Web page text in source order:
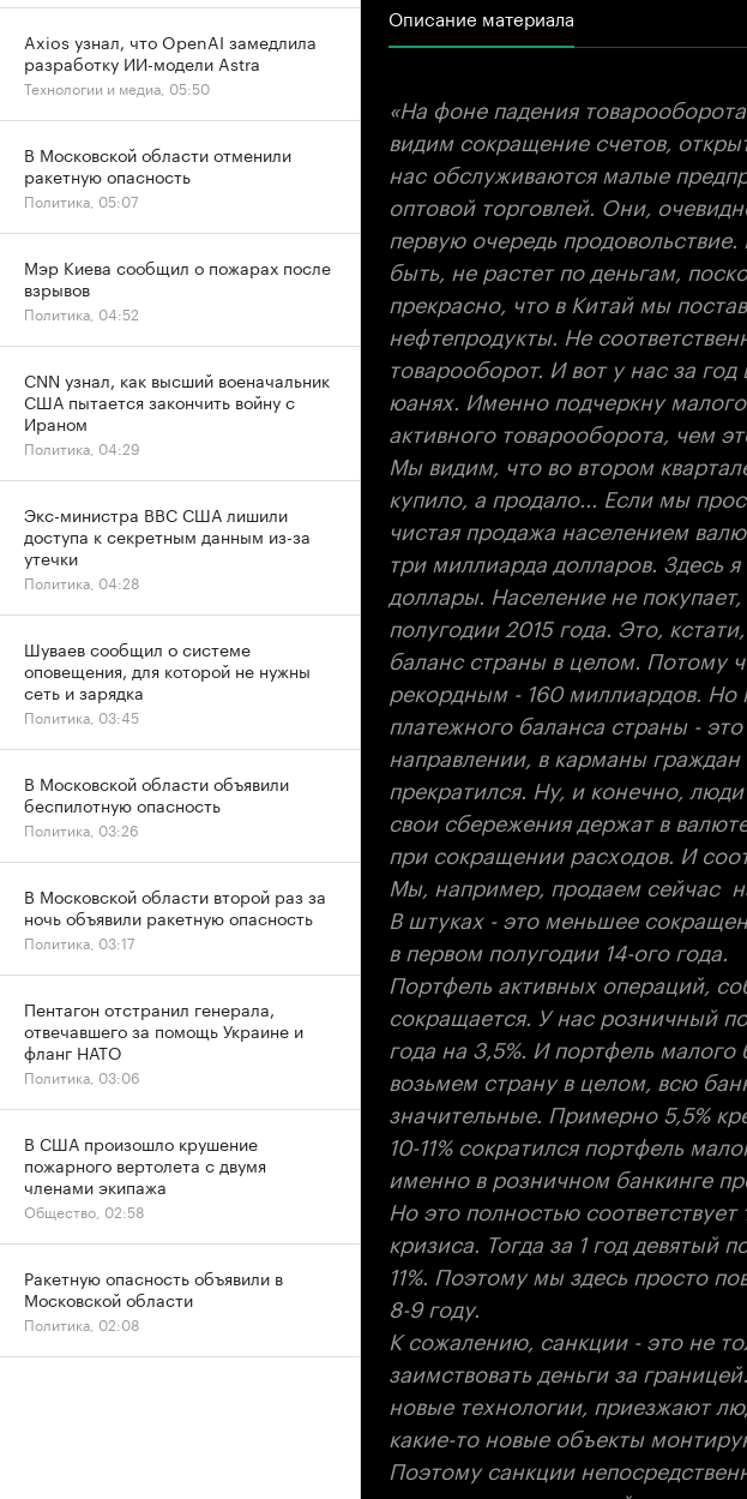
Описание материала
«На фоне падения
видим сокращение счетов,
нас обслуживаются малые
оптовой торговлей. Они,
первую очередь
быть, не растет по деньгам,
прекрасно, что в Китай мы
нефтепродукты. Не
товарооборот. И вот у нас за
юанях. Именно подчеркну
активного товарооборота, чем
Мы видим, что во втором
купило, а продало... Если мы
чистая продажа населением
три миллиарда долларов. Здесь
доллары. Население не
полугодии 2015 года. Это,
баланс страны в целом. Потому
рекордным - 160 миллиардов. Но
платежного баланса страны -
направлении, в карманы
прекратился. Ну, и конечно,
свои сбережения держат в
при сокращении расходов. И
Мы, например, продаем сейчас
В штуках - это меньшее
в первом полугодии 14-ого года.
Портфель активных операций,
сокращается. У нас розничный
года на 3,5%. И портфель
возьмем страну в целом, всю
значительные. Примерно 5,5%
10-11% сократился портфель
именно в розничном банкинге
Но это полностью
кризиса. Тогда за 1 год девятый
11%. Поэтому мы здесь просто
8-9 году.
К сожалению, санкции - это не
заимствовать деньги за
новые технологии, приезжают
какие-то новые объекты
Поэтому санкции
Axios узнал, что OpenAI замедлила
разработку ИИ-модели Astra
Технологии и медиа, 05:50
В Московской области отменили
ракетную опасность
Политика, 05:07
Мэр Киева сообщил о пожарах после
взрывов
Политика, 04:52
CNN узнал, как высший военачальник
США пытается закончить войну с
Ираном
Политика, 04:29
Экс-министра ВВС США лишили
доступа к секретным данным из-за
утечки
Политика, 04:28
Шуваев сообщил о системе
оповещения, для которой не нужны
сеть и зарядка
Политика, 03:45
В Московской области объявили
беспилотную опасность
Политика, 03:26
В Московской области второй раз за
ночь объявили ракетную опасность
Политика, 03:17
Пентагон отстранил генерала,
отвечавшего за помощь Украине и
фланг НАТО
Политика, 03:06
В США произошло крушение
пожарного вертолета с двумя
членами экипажа
Общество, 02:58
Ракетную опасность объявили в
Московской области
Политика, 02:08